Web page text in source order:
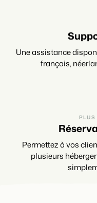
Une assistance
français,
Permettez à vos
plusieurs